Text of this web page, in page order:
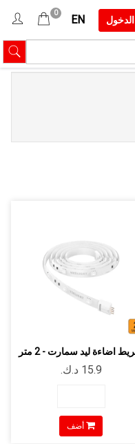
EN
0
اضاءة ليد سمارت - 2 متر
أضف